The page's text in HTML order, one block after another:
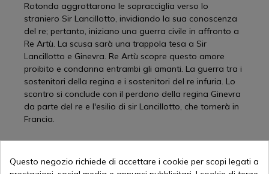
Rotonda aggrottarono le sopracciglia verso lo
straniero Sir Lancillotto, invidiando la sua conoscenza
del re; pertanto, iniziano una guerra civile in affronto a
Re Artù. La scusa sarà una trappola tesa a Sir
Lancillotto e Ginevra. Re Artù scopre questo amore
proibito e condanna entrambi gli amanti. La guerra tra i
sostenitori della regina e i sostenitori del re infuria. Lo
scontro si conclude con il perdono della regina Ginevra
da parte del re e l'esilio di sir Lancillotto, che tornerà in
Francia.
Questo negozio richiede di accettare i cookie per scopi legati a